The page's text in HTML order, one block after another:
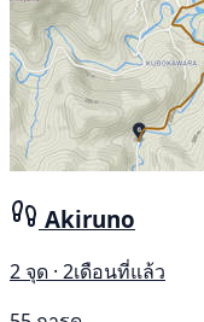
Akiruno
2 จุด · 2เดือนที่แล้ว